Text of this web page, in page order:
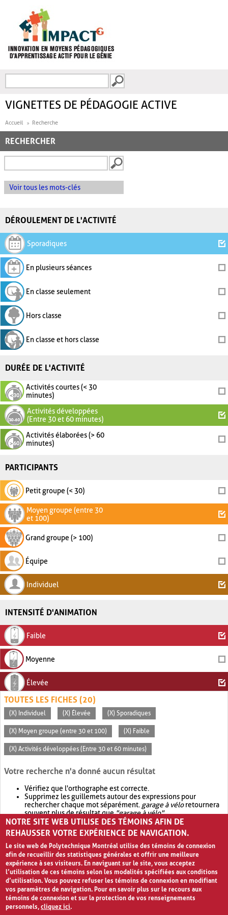
FORMULAIRE DE
VIGNETTES DE PÉDAGOGIE ACTIVE
Accueil Recherche
RECHERCHER
Voir tous les mots-clés
DÉROULEMENT DE L'ACTIVITÉ
Sporadiques
En plusieurs séances
En classe seulement
Hors classe
En classe et hors classe
DURÉE DE L'ACTIVITÉ
Activités courtes (< 30
minutes)
Activités développées
(Entre 30 et 60 minutes)
Activités élaborées (> 60
minutes)
PARTICIPANTS
Petit groupe (< 30)
Moyen groupe (entre 30
et 100)
Grand groupe (> 100)
Équipe
Individuel
INTENSITÉ D'ANIMATION
Faible
Moyenne
Élevée
TOUTES LES FICHES (20)
(X) Individuel (X) Élevée (X) Sporadiques
(X) Moyen groupe (entre 30 et 100) (X) Faible
(X) Activités développées (Entre 30 et 60 minutes)
Votre recherche n'a donné aucun résultat
Vérifiez que l'orthographe est correcte.
Supprimez les guillemets autour des expressions pour
rechercher chaque mot séparément. garage à véloretournera
souvent plus de résultat que"garage à vélo".
Envisagez d'élargir votre recherche avec OR.garage OR vélo
retournera souvent plus de résultat quegarage à vélo
NOTRE SITE WEB UTILISE DES TÉMOINS AFIN DE
REHAUSSER VOTRE EXPÉRIENCE DE NAVIGATION.
Le site web de Polytechnique Montréal utilise des témoins de connexion
afin de recueillir des statistiques générales et offrir une meilleure
expérience à ses visiteurs. En naviguant sur le site, vous acceptez
l’utilisation de ces témoins selon les modalités spécifiées aux conditions
d’utilisation. Vous pouvez refuser les témoins de connexion en modifiant
vos paramètres de navigation. Pour en savoir plus sur le recours aux
témoins de connexion et sur la protection de vos renseignements
personnels,cliquez ici.